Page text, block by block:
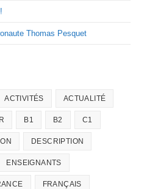
Thomas Pesquet
ACTIVITÉS ACTUALITÉ
B1 B2 C1
DESCRIPTION
ENSEIGNANTS
FRANÇAIS